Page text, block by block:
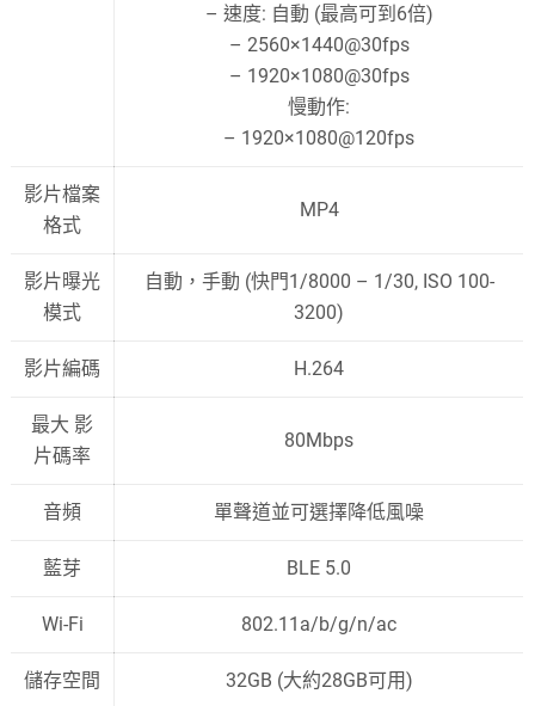
– 速度: 自動 (最高可到6倍)
– 2560×1440@30fps
– 1920×1080@30fps
慢動作:
– 1920×1080@120fps
影片檔案
格式
MP4
影片曝光
模式
自動，手動 (快門1/8000 – 1/30, ISO 100-
3200)
影片編碼 H.264
最大 影
片碼率
80Mbps
音頻 單聲道並可選擇降低風噪
藍芽 BLE 5.0
Wi-Fi 802.11a/b/g/n/ac
儲存空間 32GB (大約28GB可用)